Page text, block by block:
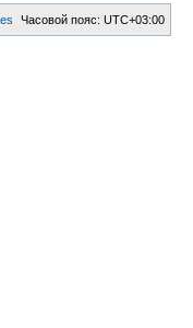
Часовой пояс: UTC+03:00